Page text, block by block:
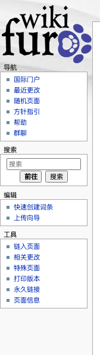
导航
国际门户
最近更改
随机页面
方针指引
帮助
群聊
搜索
编辑
快速创建词条
上传向导
工具
链入页面
相关更改
特殊页面
打印版本
永久链接
页面信息